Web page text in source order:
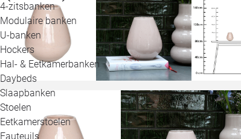
4-zitsbanken
Modulaire banken
U-banken
Hockers
Hal- & Eetkamerbanken
Daybeds
Slaapbanken
Stoelen
Eetkamerstoelen
Fauteuils